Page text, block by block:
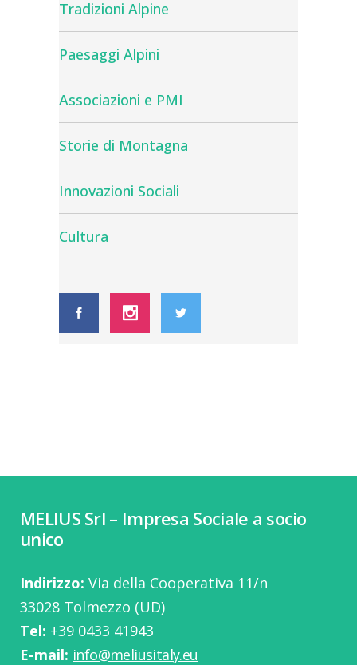
Tradizioni Alpine
Paesaggi Alpini
Associazioni e PMI
Storie di Montagna
Innovazioni Sociali
Cultura
MELIUS Srl – Impresa Sociale a socio
unico
Indirizzo: Via della Cooperativa 11/n
33028 Tolmezzo (UD)
Tel: ‭+39 0433 41943
E-mail: info@meliusitaly.eu